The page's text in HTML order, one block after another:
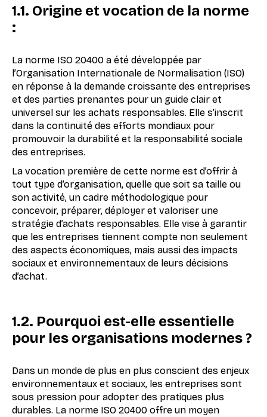
1.1. Origine et vocation de la norme
:
La norme ISO 20400 a été développée par
l’Organisation Internationale de Normalisation (ISO)
en réponse à la demande croissante des entreprises
et des parties prenantes pour un guide clair et
universel sur les achats responsables. Elle s’inscrit
dans la continuité des efforts mondiaux pour
promouvoir la durabilité et la responsabilité sociale
des entreprises.
La vocation première de cette norme est d’offrir à
tout type d’organisation, quelle que soit sa taille ou
son activité, un cadre méthodologique pour
concevoir, préparer, déployer et valoriser une
stratégie d’achats responsables. Elle vise à garantir
que les entreprises tiennent compte non seulement
des aspects économiques, mais aussi des impacts
sociaux et environnementaux de leurs décisions
d’achat.
1.2. Pourquoi est-elle essentielle
pour les organisations modernes ?
Dans un monde de plus en plus conscient des enjeux
environnementaux et sociaux, les entreprises sont
sous pression pour adopter des pratiques plus
durables. La norme ISO 20400 offre un moyen